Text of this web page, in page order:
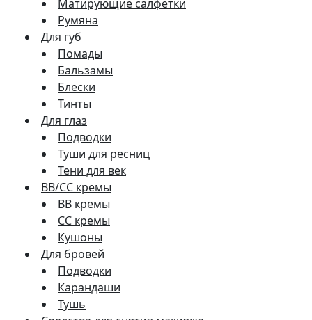
Матирующие салфетки
Румяна
Для губ
Помады
Бальзамы
Блески
Тинты
Для глаз
Подводки
Туши для ресниц
Тени для век
BB/CC кремы
BB кремы
СС кремы
Кушоны
Для бровей
Подводки
Карандаши
Тушь